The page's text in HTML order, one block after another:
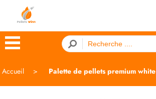
×
Menu
Accueil Palette de pellets premium white